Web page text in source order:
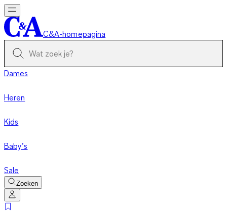
C&A-homepagina
Dames
Heren
Kids
Baby’s
Sale
Zoeken